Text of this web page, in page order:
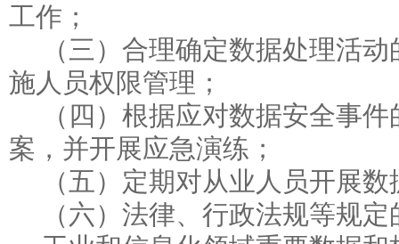
工作；
（三）合理确定数据处理活
施人员权限管理；
（四）根据应对数据安全事
案，并开展应急演练；
（五）定期对从业人员开展
（六）法律、行政法规等规